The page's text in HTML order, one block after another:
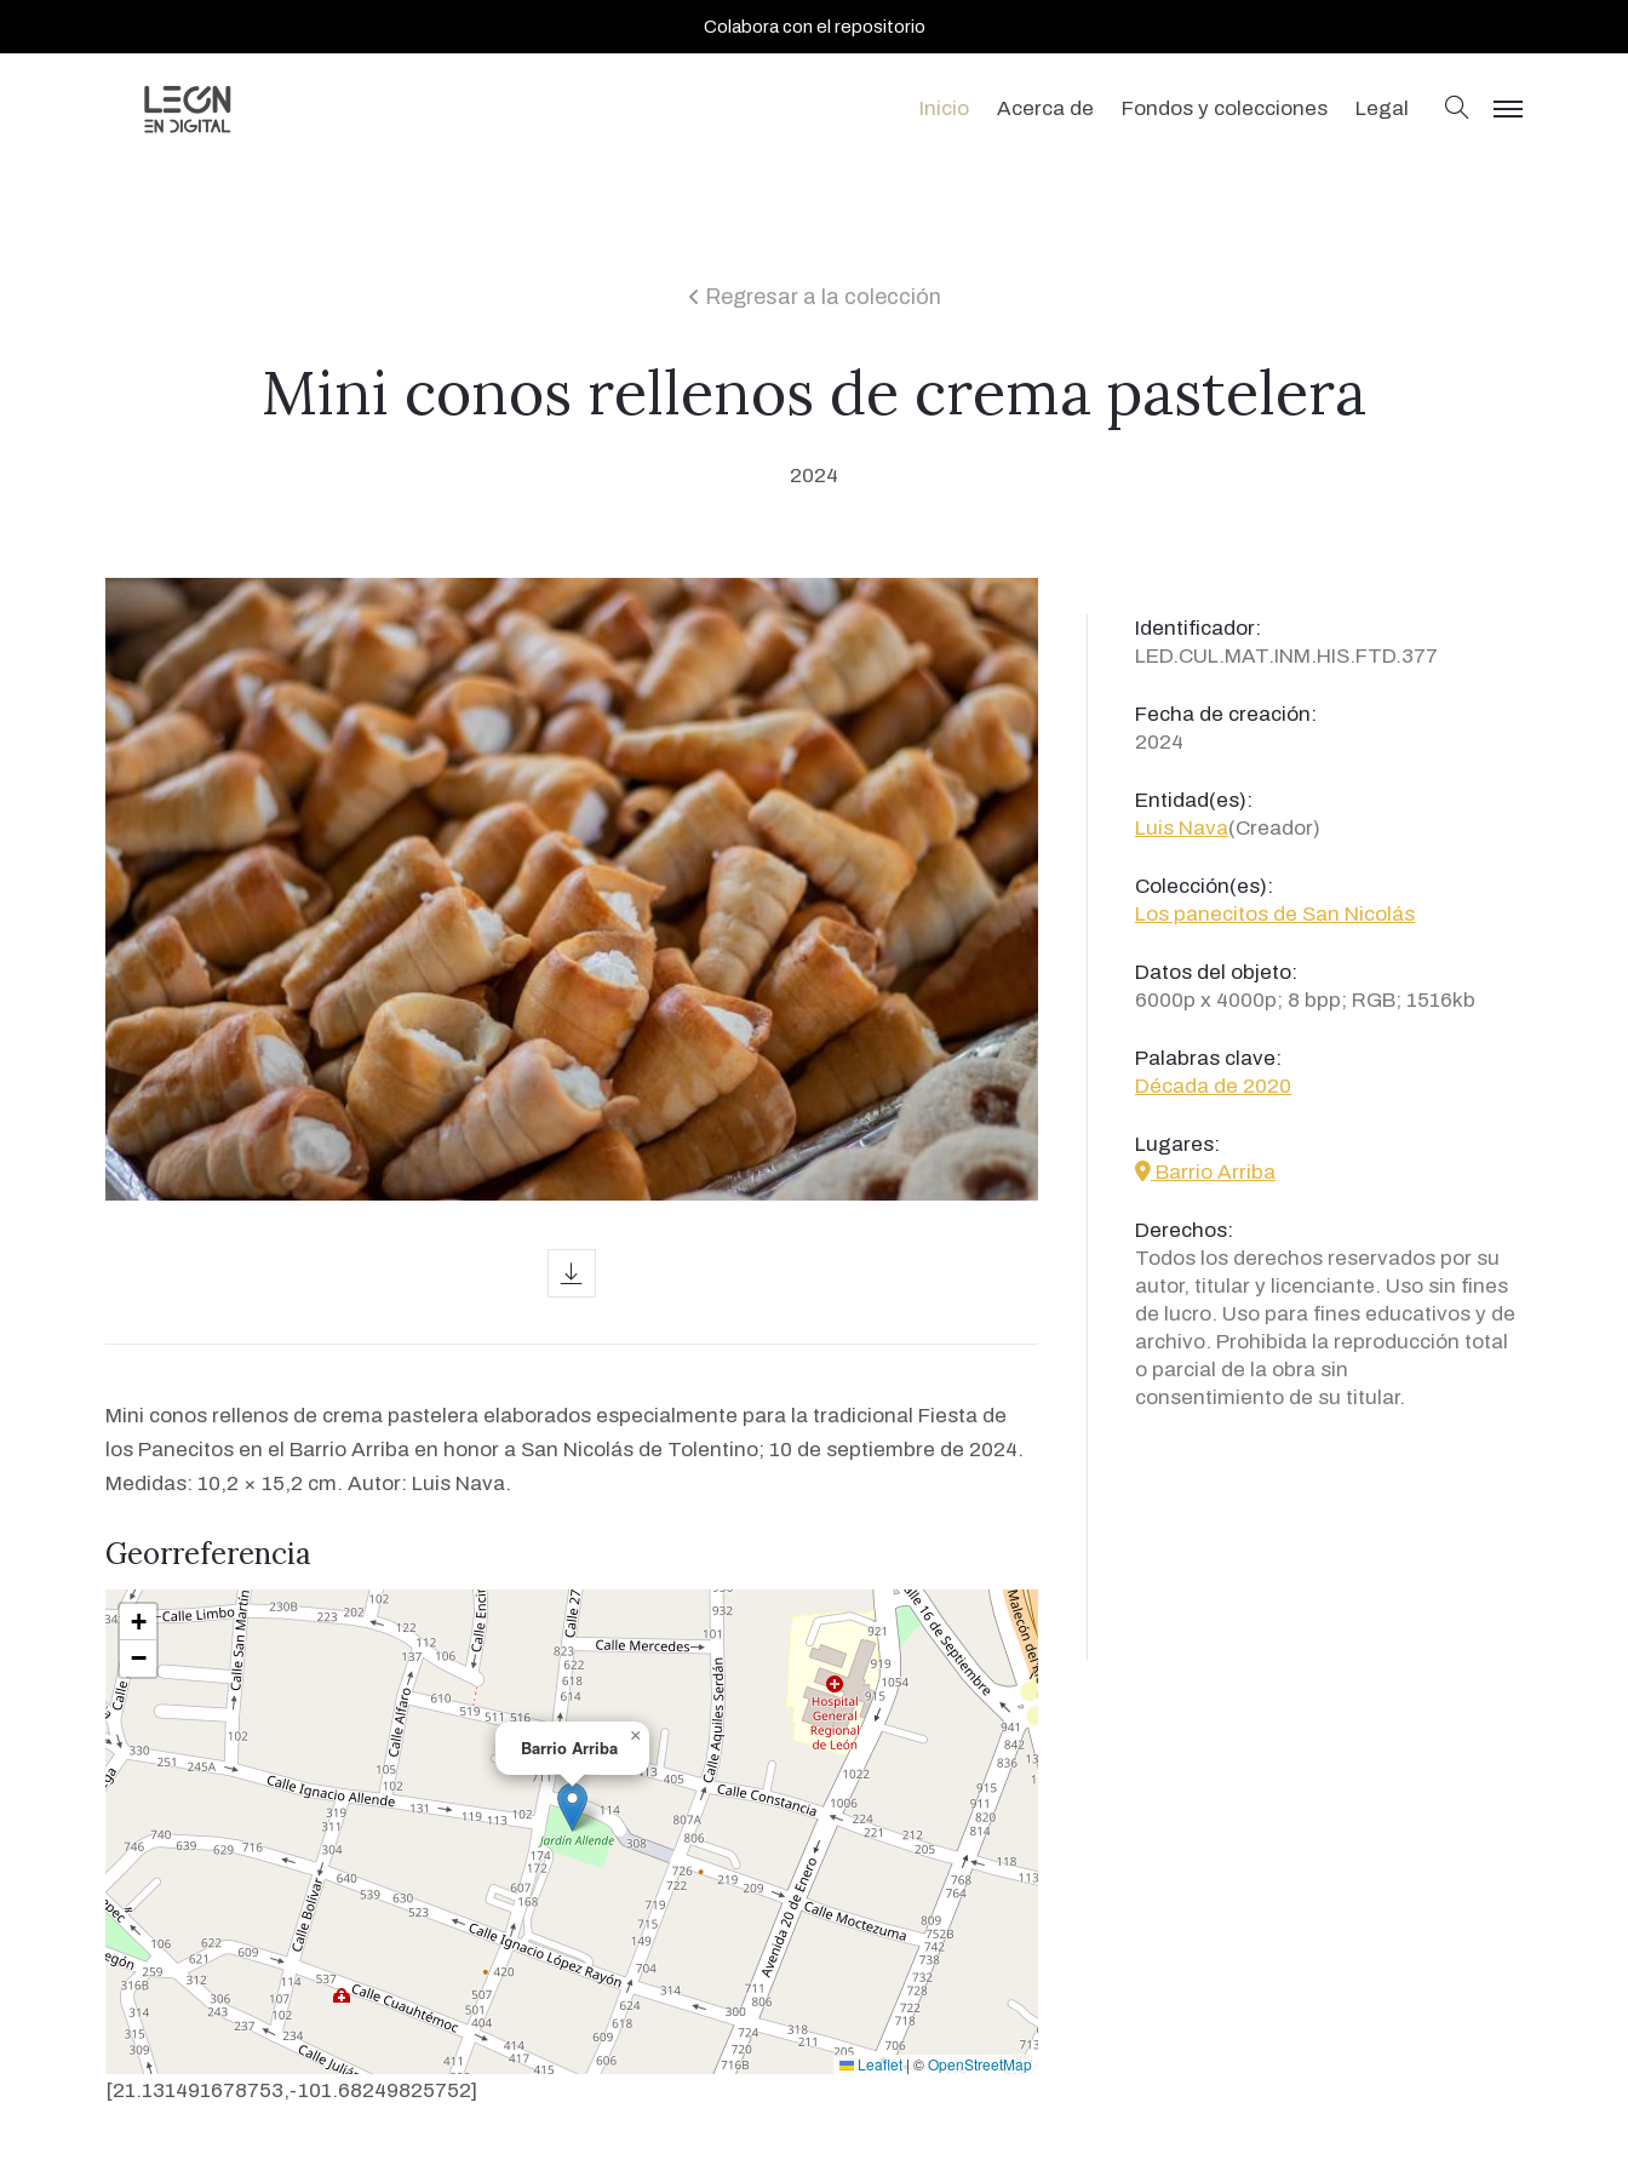
Colabora con el repositorio
Inicio Acerca de Fondos y colecciones Legal buscar
menu
icon
Regresar a la colección
Mini conos rellenos de crema pastelera
2024
Mini conos rellenos de crema pastelera elaborados especialmente para la tradicional Fiesta de
los Panecitos en el Barrio Arriba en honor a San Nicolás de Tolentino; 10 de septiembre de 2024.
Medidas: 10,2 × 15,2 cm. Autor: Luis Nava.
Georreferencia
Barrio Arriba
×
+
−
Leaflet|©OpenStreetMap
[21.131491678753,-101.68249825752]
Identificador:
LED.CUL.MAT.INM.HIS.FTD.377
Fecha de creación:
2024
Entidad(es):
Luis Nava(Creador)
Colección(es):
Los panecitos de San Nicolás
Datos del objeto:
6000p x 4000p; 8 bpp; RGB; 1516kb
Palabras clave:
Década de 2020
Lugares:
icon
Barrio Arriba
Derechos:
Todos los derechos reservados por su
autor, titular y licenciante. Uso sin fines
de lucro. Uso para fines educativos y de
archivo. Prohibida la reproducción total
o parcial de la obra sin
consentimiento de su titular.